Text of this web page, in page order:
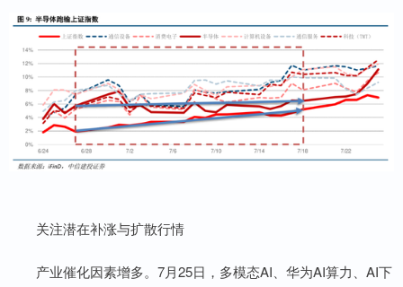
关注潜在补涨与扩散行情
产业催化因素增多。7月25日，多模态AI、华为AI算力、AI下